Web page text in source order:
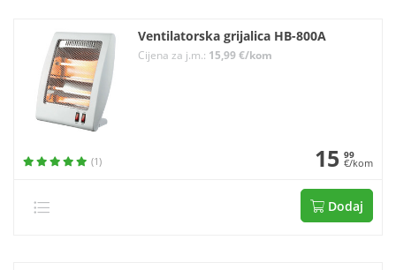
Ventilatorska grijalica HB-800A
Cijena za j.m.: 15,99 €/kom
(1) 15 99
€/kom
Dodaj